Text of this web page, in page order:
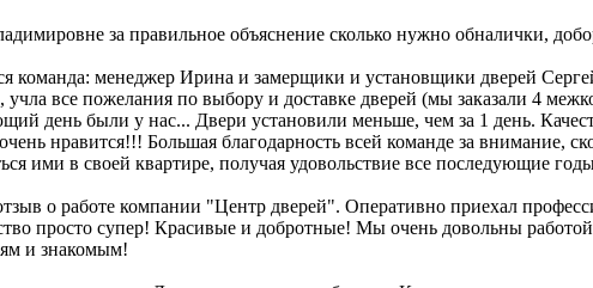
за правильное объяснение сколько нужно обналички,
команда: менеджер Ирина и замерщики и установщики дверей
все пожелания по выбору и доставке дверей (мы заказали 4
день были у нас... Двери установили меньше, чем за 1 день.
нравится!!! Большая благодарность всей команде за
ими в своей квартире, получая удовольствие все последующие
о работе компании "Центр дверей". Оперативно приехал
просто супер! Красивые и добротные! Мы очень довольны
и знакомым!